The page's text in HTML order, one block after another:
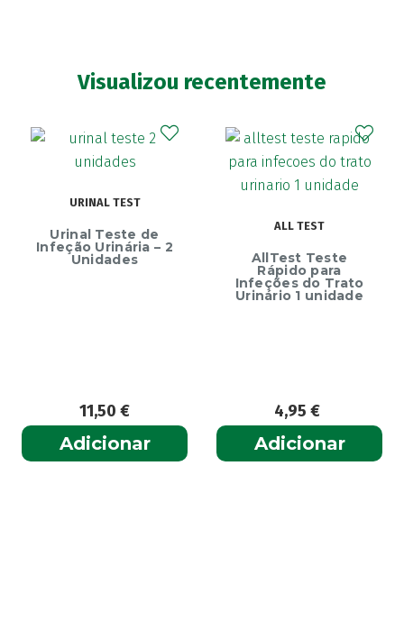
Visualizou recentemente
URINAL TEST
Urinal Teste de
Infeção Urinária – 2
Unidades
11,50€
Adicionar
ALL TEST
AllTest Teste
Rápido para
Infeções do Trato
Urinário 1 unidade
4,95€
Adicionar